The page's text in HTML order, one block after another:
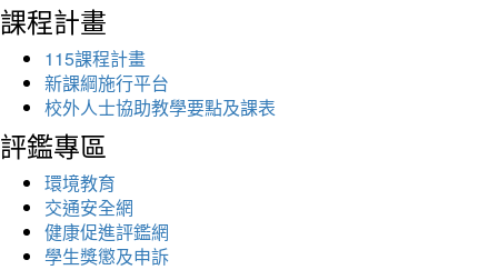
課程計畫
115課程計畫
新課綱施行平台
校外人士協助教學要點及課表
評鑑專區
環境教育
交通安全網
健康促進評鑑網
學生獎懲及申訴